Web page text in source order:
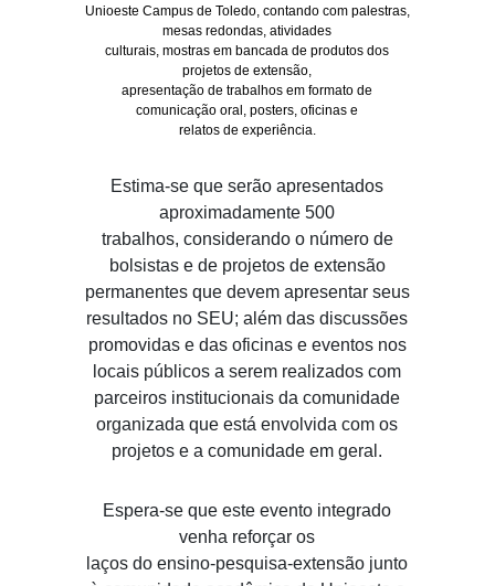
Unioeste Campus de Toledo, contando com palestras,
mesas redondas, atividades
culturais, mostras em bancada de produtos dos
projetos de extensão,
apresentação de trabalhos em formato de
comunicação oral, posters, oficinas e
relatos de experiência.
Estima-se que serão apresentados
aproximadamente 500
trabalhos, considerando o número de
bolsistas e de projetos de extensão
permanentes que devem apresentar seus
resultados no SEU; além das discussões
promovidas e das oficinas e eventos nos
locais públicos a serem realizados com
parceiros institucionais da comunidade
organizada que está envolvida com os
projetos e a comunidade em geral.
Espera-se que este evento integrado
venha reforçar os
laços do ensino-pesquisa-extensão junto